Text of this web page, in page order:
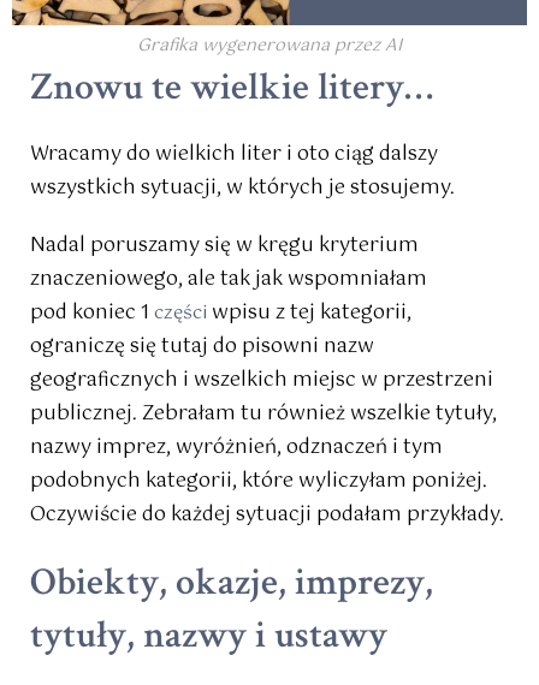
Grafika wygenerowana przez AI
Znowu te wielkie litery…
Wracamy do wielkich liter i oto ciąg dalszy
wszystkich sytuacji, w których je stosujemy.
Nadal poruszamy się w kręgu kryterium
znaczeniowego, ale tak jak wspomniałam
pod koniec 1 części wpisu z tej kategorii,
ograniczę się tutaj do pisowni nazw
geograficznych i wszelkich miejsc w przestrzeni
publicznej. Zebrałam tu również wszelkie tytuły,
nazwy imprez, wyróżnień, odznaczeń i tym
podobnych kategorii, które wyliczyłam poniżej.
Oczywiście do każdej sytuacji podałam przykłady.
Obiekty, okazje, imprezy,
tytuły, nazwy i ustawy